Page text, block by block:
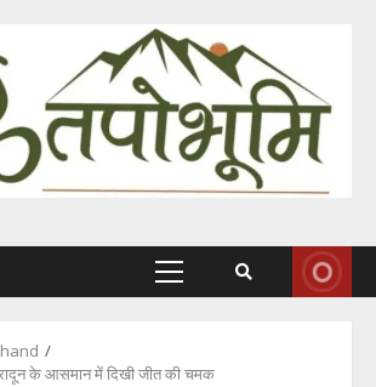
Primary
के आसमान में दिखी जीत की चमक